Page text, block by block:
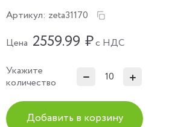
Артикул: zeta31170
Цена 2559.99 ₽с НДС
Укажите
количество
Добавить в корзину